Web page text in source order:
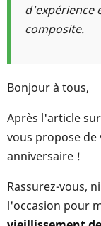
d'expérience
composite.
Bonjour à tous,
Après l'article
vous propose
anniversaire !
Rassurez-vous,
l'occasion pour